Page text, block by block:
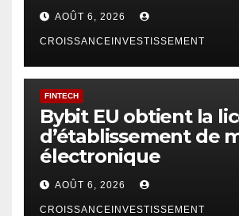
AOÛT 6, 2026
CROISSANCEINVESTISSEMENT
FINTECH
Bybit EU obtient la
d’établissement de
électronique
AOÛT 6, 2026
CROISSANCEINVESTISSEMENT